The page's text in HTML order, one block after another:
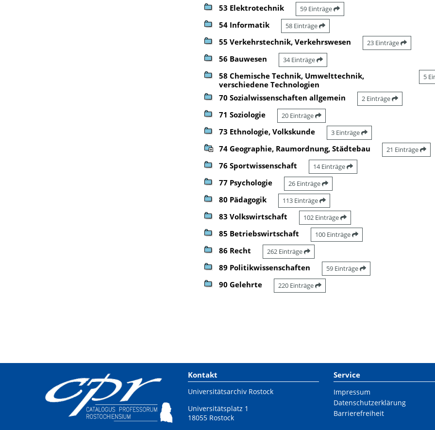
53 Elektrotechnik 59 Einträge
54 Informatik 58 Einträge
55 Verkehrstechnik, Verkehrswesen 23 Einträge
56 Bauwesen 34 Einträge
58 Chemische Technik, Umwelttechnik,
verschiedene Technologien
5
70 Sozialwissenschaften allgemein 2 Einträge
71 Soziologie 20 Einträge
73 Ethnologie, Volkskunde 3 Einträge
74 Geographie, Raumordnung, Städtebau 21 Einträge
76 Sportwissenschaft 14 Einträge
77 Psychologie 26 Einträge
80 Pädagogik 113 Einträge
83 Volkswirtschaft 102 Einträge
85 Betriebswirtschaft 100 Einträge
86 Recht 262 Einträge
89 Politikwissenschaften 59 Einträge
90 Gelehrte 220 Einträge
Kontakt
Universitätsarchiv Rostock
Universitätsplatz 1
18055 Rostock
Service
Impressum
Datenschutzerklärung
Barrierefreiheit